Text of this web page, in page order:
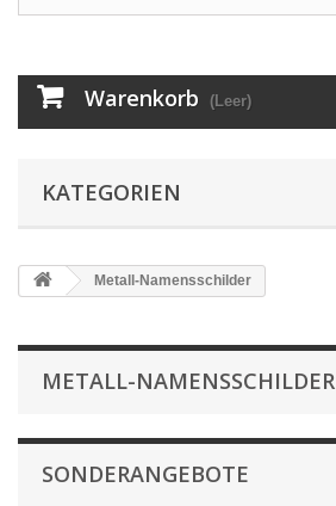
Warenkorb (Leer)
KATEGORIEN
Metall-Namensschilder
METALL-NAMENSSCHILDER
SONDERANGEBOTE